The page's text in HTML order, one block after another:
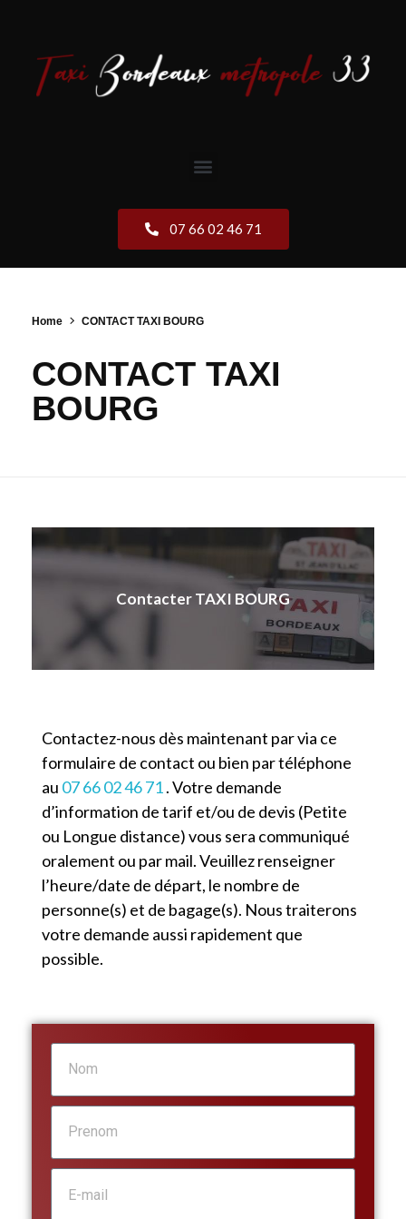
07 66 02 46 71
Home CONTACT TAXI BOURG
CONTACT TAXI
BOURG
Contacter TAXI BOURG
Contactez-nous dès maintenant par via ce
formulaire de contact ou bien par téléphone
au 07 66 02 46 71. Votre demande
d’information de tarif et/ou de devis (Petite
ou Longue distance) vous sera communiqué
oralement ou par mail. Veuillez renseigner
l’heure/date de départ, le nombre de
personne(s) et de bagage(s). Nous traiterons
votre demande aussi rapidement que
possible.